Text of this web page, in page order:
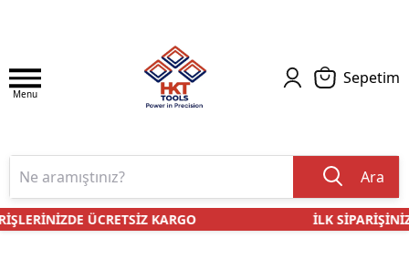
Menu
Sepetim
Ara
ÜCRETSİZ KARGO İLK